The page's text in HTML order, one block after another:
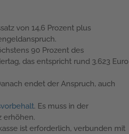
von 14,6 Prozent plus
90 Prozent des
das entspricht rund 3.623 Euro
endet der Anspruch, auch
. Es muss in der
erhöhen.
ist erforderlich, verbunden mit